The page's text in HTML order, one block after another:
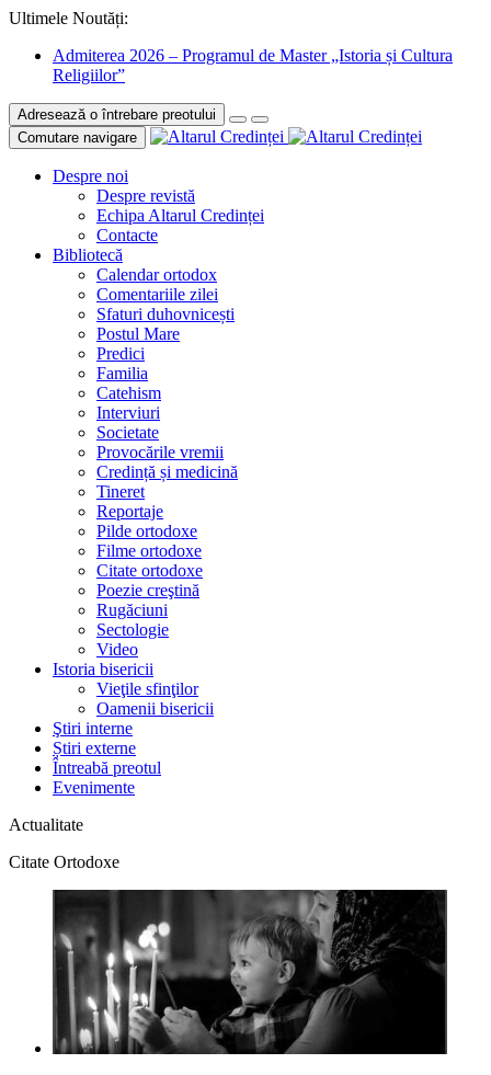
Ultimele Noutăți:
Admiterea 2026 – Programul de Master „Istoria și Cultura
Religiilor”
Adresează o întrebare preotului
Comutare navigare
Despre noi
Despre revistă
Echipa Altarul Credinței
Contacte
Bibliotecă
Calendar ortodox
Comentariile zilei
Sfaturi duhovnicești
Postul Mare
Predici
Familia
Catehism
Interviuri
Societate
Provocările vremii
Credință și medicină
Tineret
Reportaje
Pilde ortodoxe
Filme ortodoxe
Citate ortodoxe
Poezie creştină
Rugăciuni
Sectologie
Video
Istoria bisericii
Vieţile sfinţilor
Oamenii bisericii
Ştiri interne
Știri externe
Întreabă preotul
Evenimente
Actualitate
Citate Ortodoxe